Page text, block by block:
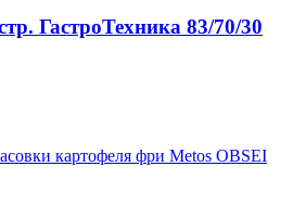
ГастроТехника 83/70/30